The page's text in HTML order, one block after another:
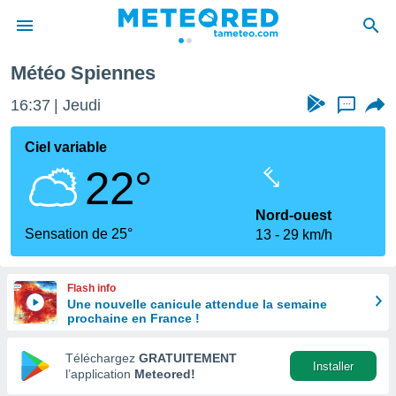
de
en
Météo Spiennes
16:37 Jeudi ...
Ciel variable
22°
Sensation de 25°
Nord-ouest
13
29 km/h
Flash info
Une nouvelle canicule attendue la semaine
prochaine en France !
Téléchargez GRATUITEMENT
l’application Meteored!
Installer